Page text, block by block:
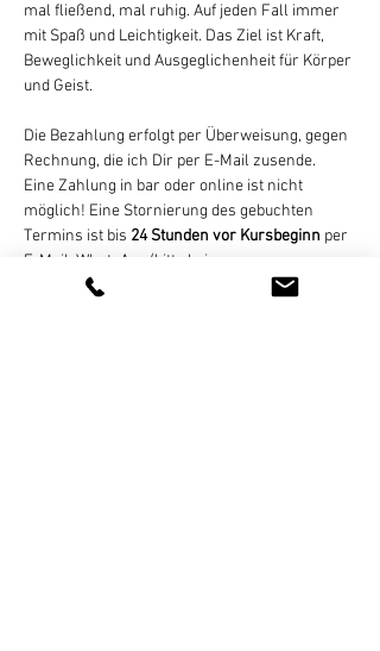
mal fließend, mal ruhig. Auf jeden Fall immer
mit Spaß und Leichtigkeit. Das Ziel ist Kraft,
Beweglichkeit und Ausgeglichenheit für Körper
und Geist.
Die Bezahlung erfolgt per Überweisung, gegen
Rechnung, die ich Dir per E-Mail zusende.
Eine Zahlung in bar oder online ist nicht
möglich! Eine Stornierung des gebuchten
Termins ist bis 24 Stunden vor Kursbeginn per
E-Mail, WhatsApp (bitte keine
Sprachnachrichten), SMS, oder Telefon